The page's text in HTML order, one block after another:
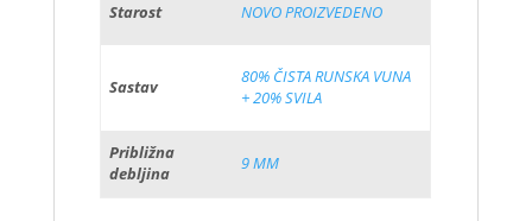
Starost NOVO PROIZVEDENO
Sastav
80% ČISTA RUNSKA VUNA
+ 20% SVILA
Približna
debljina
9 MM